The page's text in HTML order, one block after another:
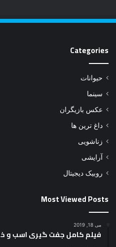
Categories
حیوانات
سینما
عکس بازیگران
داغ ترین ها
زناشویی
آرایشی
روبیک دیجیتال
Most Viewed Posts
می 18, 2019
فیلم کامل جفت گیری اسب و